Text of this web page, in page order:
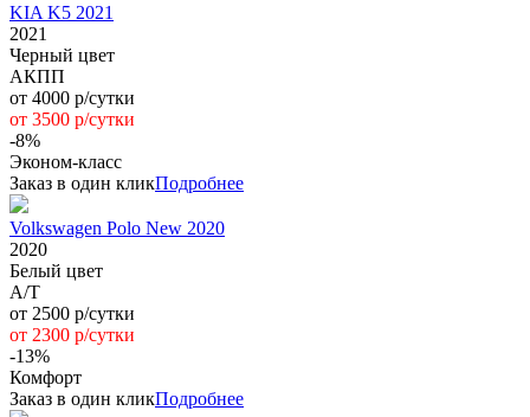
KIA K5 2021
2021
Черный цвет
АКПП
от 4000 р/сутки
от 3500 р/сутки
-8%
Эконом-класс
Заказ в один кликПодробнее
Volkswagen Polo New 2020
2020
Белый цвет
A/Т
от 2500 р/сутки
от 2300 р/сутки
-13%
Комфорт
Заказ в один кликПодробнее